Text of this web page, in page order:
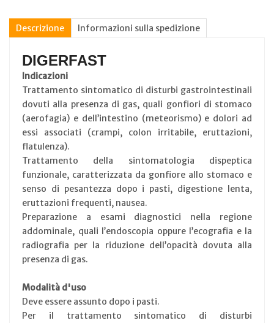
Descrizione Informazioni sulla spedizione
DIGERFAST
Indicazioni
Trattamento sintomatico di disturbi gastrointestinali
dovuti alla presenza di gas, quali gonfiori di stomaco
(aerofagia) e dell’intestino (meteorismo) e dolori ad
essi associati (crampi, colon irritabile, eruttazioni,
flatulenza).
Trattamento della sintomatologia dispeptica
funzionale, caratterizzata da gonfiore allo stomaco e
senso di pesantezza dopo i pasti, digestione lenta,
eruttazioni frequenti, nausea.
Preparazione a esami diagnostici nella regione
addominale, quali l’endoscopia oppure l’ecografia e la
radiografia per la riduzione dell’opacità dovuta alla
presenza di gas.
Modalità d'uso
Deve essere assunto dopo i pasti.
Per il trattamento sintomatico di disturbi